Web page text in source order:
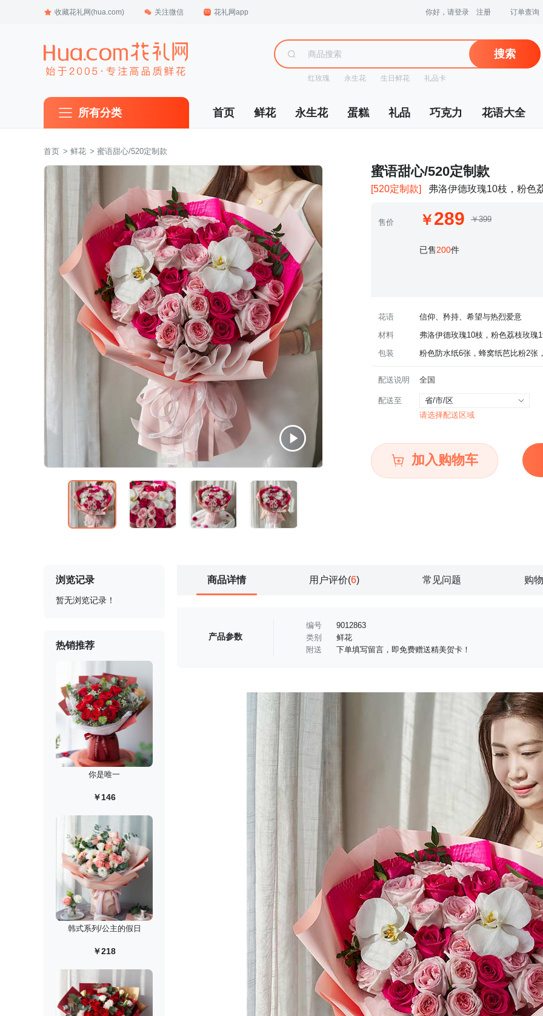
收藏花礼网(hua.com) 关注微信 花礼网app 你好，请登录 注册 订单查询
搜索
红玫瑰 永生花 生日鲜花 礼品卡
所有分类 首页 鲜花 永生花 蛋糕 礼品 巧克力 花语大全
首页 > 鲜花 > 蜜语甜心/520定制款
蜜语甜心/520定制款
[520定制款] 弗洛伊德玫瑰10枝，粉色
售价 289 ￥399
已售200件
花语
信仰、矜持、希望与热烈爱意
材料
弗洛伊德玫瑰10枝，粉色荔枝玫瑰
包装
粉色防水纸6张，蜂窝纸芭比粉2张
配送说明 全国
配送至
省/市/区
请选择配送区域
加入购物车
浏览记录
暂无浏览记录！
热销推荐
你是唯一
￥146
韩式系列/公主的假日
￥218
商品详情 用户评价(6) 常见问题 购
产品参数
编号
9012863
类别
鲜花
附送
下单填写留言，即免费赠送精美贺卡！